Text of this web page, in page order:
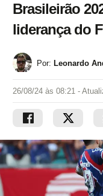
Brasileirão
liderança do
Por: Leonardo
26/08/24 às 08:21 -